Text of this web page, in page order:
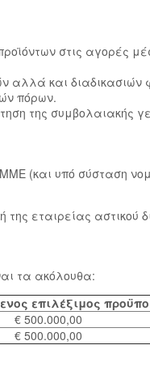
στις αγορές
και
πόρων.
της συμβολαιακής
(και υπό σύσταση
εταιρείας αστικού
τα ακόλουθα:
επιλέξιμος
€ 500.000,00
€ 500.000,00